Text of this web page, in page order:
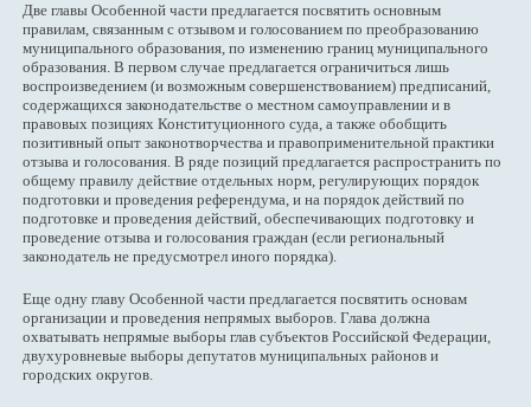
Две главы Особенной части предлагается посвятить основным
правилам, связанным с отзывом и голосованием по преобразованию
муниципального образования, по изменению границ муниципального
образования. В первом случае предлагается ограничиться лишь
воспроизведением (и возможным совершенствованием) предписаний,
содержащихся законодательстве о местном самоуправлении и в
правовых позициях Конституционного суда, а также обобщить
позитивный опыт законотворчества и правоприменительной практики
отзыва и голосования. В ряде позиций предлагается распространить по
общему правилу действие отдельных норм, регулирующих порядок
подготовки и проведения референдума, и на порядок действий по
подготовке и проведения действий, обеспечивающих подготовку и
проведение отзыва и голосования граждан (если региональный
законодатель не предусмотрел иного порядка).
Еще одну главу Особенной части предлагается посвятить основам
организации и проведения непрямых выборов. Глава должна
охватывать непрямые выборы глав субъектов Российской Федерации,
двухуровневые выборы депутатов муниципальных районов и
городских округов.